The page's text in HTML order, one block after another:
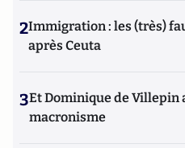
2Immigration : les (très)
après Ceuta
3Et Dominique de Villepin
macronisme